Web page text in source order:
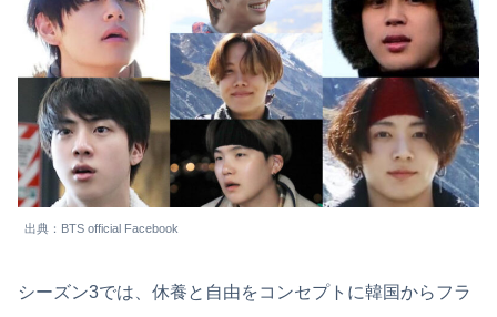
出典：BTS official Facebook
シーズン3では、休養と自由をコンセプトに韓国からフラ